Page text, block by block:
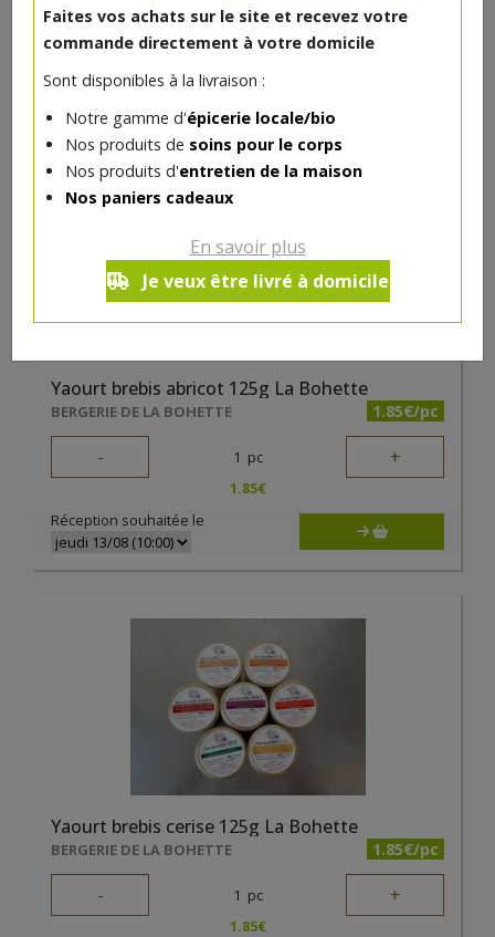
Faites vos achats sur le site et recevez votre
commande directement à votre domicile
Sont disponibles à la livraison :
Notre gamme d'épicerie locale/bio
Nos produits de soins pour le corps
Nos produits d'entretien de la maison
Nos paniers cadeaux
En savoir plus
Je veux être livré à domicile
DANS LA MÊME CATÉGORIE ...
Yaourt brebis abricot 125g La Bohette
BERGERIE DE LA BOHETTE 1.85€/pc
- 1 pc +
1.85€
Réception souhaitée le
Yaourt brebis cerise 125g La Bohette
BERGERIE DE LA BOHETTE 1.85€/pc
- 1 pc +
1.85€